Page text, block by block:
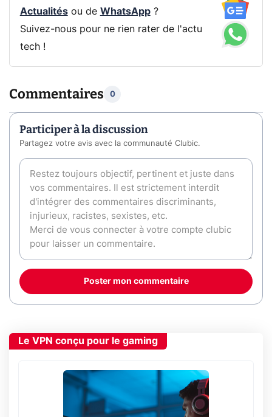
Actualitésou de WhatsApp?
Suivez-nous pour ne rien rater de l'actu
tech !
Commentaires 0
Participer à la discussion
Partagez votre avis avec la communauté Clubic.
Poster mon commentaire
Le VPN conçu pour le gaming